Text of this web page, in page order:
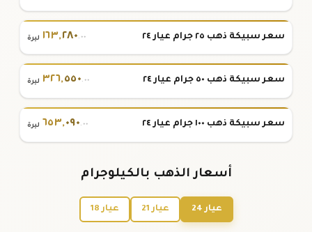
سعر سبيكة ذهب ٢٥ جرام عيار ٢٤ ١٦٣,٢٨٠.٠٠ ليرة
سعر سبيكة ذهب ٥٠ جرام عيار ٢٤ ٣٢٦,٥٥٠.٠٠ ليرة
سعر سبيكة ذهب ١٠٠ جرام عيار ٢٤ ٦٥٣,٠٩٠.٠٠ ليرة
أسعار الذهب بالكيلوجرام
عيار 24 عيار 21 عيار 18